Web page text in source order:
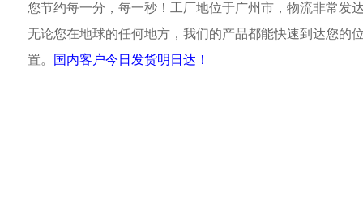
您节约每一分，每一秒！工厂地位于广州市，物流非常发
无论您在地球的任何地方，我们的产品都能快速到达您的
置。
国内客户今日发货明日达！